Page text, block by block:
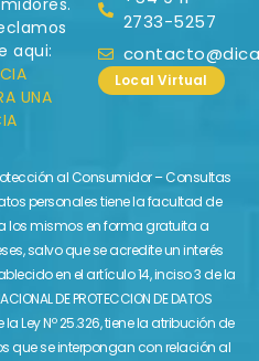
aqui:
UNA
2733-5257
Local Virtual
al Consumidor – Consultas
personales tiene la facultad de
los mismos en forma gratuita a
salvo que se acredite un interés
en el artículo 14, inciso 3 de la
DE PROTECCION DE DATOS
la Ley Nº 25.326, tiene la atribución de
que se interpongan con relación al